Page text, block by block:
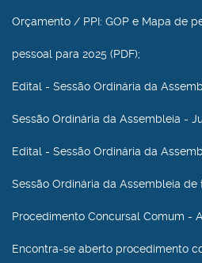
Orçamento / PPI: GOP e Mapa de
pessoal para 2025 (PDF);
Edital - Sessão Ordinária da
Sessão Ordinária da Assembleia -
Edital - Sessão Ordinária da
Sessão Ordinária da Assembleia de
Procedimento Concursal Comum -
Encontra-se aberto procedimento